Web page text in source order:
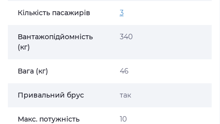
Кількість пасажирів 3
Вантажопідйомність
(кг)
340
Вага (кг) 46
Привальний брус так
Макс. потужність
10